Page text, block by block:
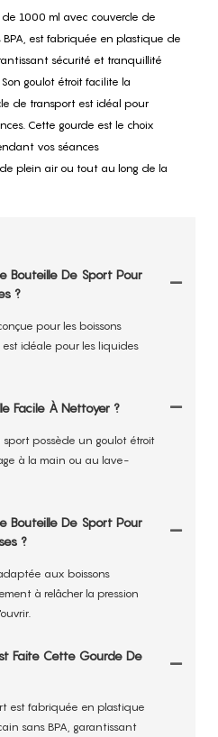
1000 ml avec couvercle de
est fabriquée en plastique de
sécurité et tranquillité
goulot étroit facilite la
de transport est idéal pour
Cette gourde est le choix
vos séances
plein air ou tout au long de la
Bouteille De Sport Pour
?
pour les boissons
est idéale pour les liquides
Facile À Nettoyer ?
possède un goulot étroit
à la main ou au lave-
Bouteille De Sport Pour
?
aux boissons
à relâcher la pression
Faite Cette Gourde De
est fabriquée en plastique
sans BPA, garantissant